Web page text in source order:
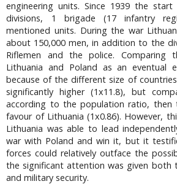
engineering units. Since 1939 the
divisions, 1 brigade (17 infantry
mentioned units. During the war
about 150,000 men, in addition to the
Riflemen and the police. Comparing
Lithuania and Poland as an eventual
because of the different size of
significantly higher (1x11.8), but
according to the population ratio, then
favour of Lithuania (1x0.86). However,
Lithuania was able to lead
war with Poland and win it, but it
forces could relatively outface the
the significant attention was given both
and military security.